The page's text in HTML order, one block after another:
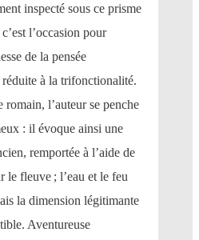
inspecté sous ce prisme
l’occasion pour
de la pensée
à la trifonctionalité.
romain, l’auteur se penche
: il évoque ainsi une
remportée à l’aide de
le fleuve ; l’eau et le feu
la dimension légitimante
Aventureuse